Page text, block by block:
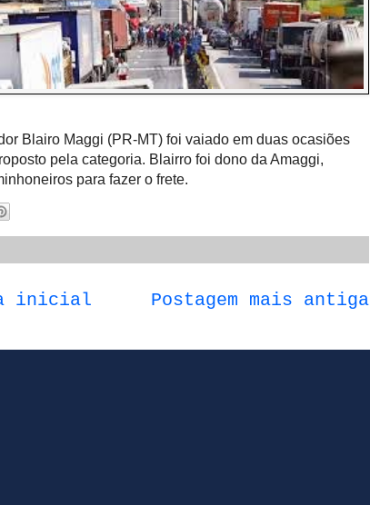
Blairo Maggi (PR-MT) foi vaiado em duas ocasiões
pela categoria. Blairro foi dono da Amaggi,
para fazer o frete.
Postagem mais antiga
inicial